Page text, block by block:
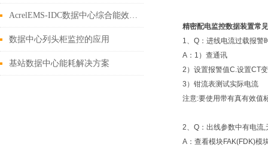
AcrelEMS-IDC数据中心综合能效管理系统解决方案
数据中心列头柜监控的应用
基站数据中心能耗解决方案
精密配电监控数据装置常
1、Q：进线电流过载报警
A：1）查通讯
2）设置报警值C.设置CT
3）钳流表测试实际电流
注意:要使用带有真有效值
2、Q：出线参数中有电流
A：查看模块FAK(FDK)模